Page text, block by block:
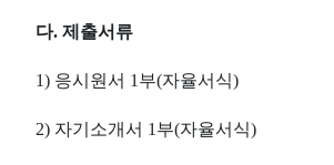
다. 제출서류
1) 응시원서 1 부(자율서식)
2) 자기소개서 1 부(자율서식)